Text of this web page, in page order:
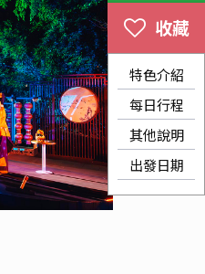
特色介紹
每日行程
其他說明
出發日期